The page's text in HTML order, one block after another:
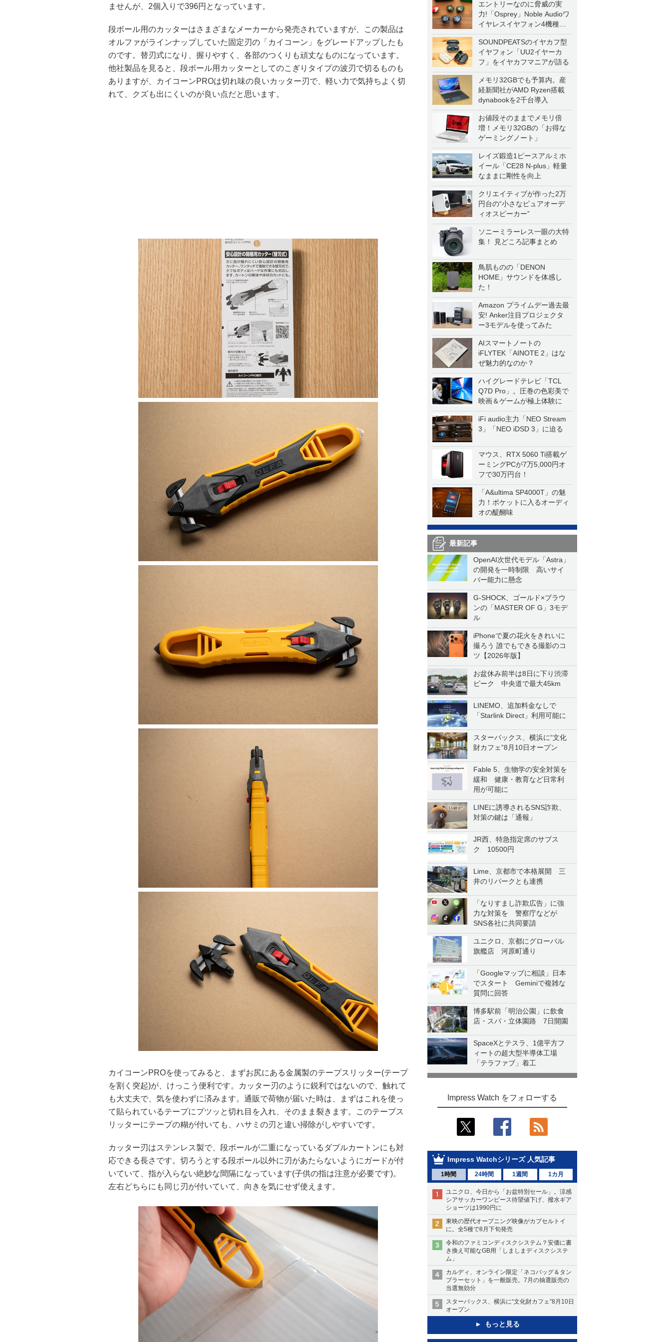
エントリーなのに脅威の実
力!「Osprey」Noble Audioワ
イヤレスイヤフォン4機種を
一気に聴く
SOUNDPEATSのイヤカフ型
イヤフォン「UU2イヤーカ
フ」をイヤカフマニアが語る
メモリ32GBでも予算内。産
経新聞社がAMD Ryzen搭載
dynabookを2千台導入
お値段そのままでメモリ倍
増！メモリ32GBの「お得な
ゲーミングノート」
レイズ鍛造1ピースアルミホ
イール「CE28 N-plus」軽量
なままに剛性を向上
クリエイティブが作った2万
円台の“小さなピュアオーデ
ィオスピーカー”
ソニーミラーレス一眼の大特
集！ 見どころ記事まとめ
鳥肌ものの「DENON
HOME」サウンドを体感し
た！
Amazon プライムデー過去最
安! Anker注目プロジェクタ
ー3モデルを使ってみた
AIスマートノートの
iFLYTEK「AINOTE 2」はな
ぜ魅力的なのか？
ハイグレードテレビ「TCL
Q7D Pro」。圧巻の色彩美で
映画＆ゲームが極上体験に
iFi audio主力「NEO Stream
3」「NEO iDSD 3」に迫る
マウス、RTX 5060 Ti搭載ゲ
ーミングPCが7万5,000円オ
フで30万円台！
「A&ultima SP4000T」の魅
力！ポケットに入るオーディ
オの醍醐味
最新記事
OpenAI次世代モデル「Astra」
の開発を一時制限 高いサイ
バー能力に懸念
G-SHOCK、ゴールド×ブラウ
ンの「MASTER OF G」3モデ
ル
iPhoneで夏の花火をきれいに
撮ろう 誰でもできる撮影のコ
ツ【2026年版】
お盆休み前半は8日に下り渋滞
ピーク 中央道で最大45km
LINEMO、追加料金なしで
「Starlink Direct」利用可能に
スターバックス、横浜に“文化
財カフェ”8月10日オープン
Fable 5、生物学の安全対策を
緩和 健康・教育など日常利
用が可能に
LINEに誘導されるSNS詐欺、
対策の鍵は「通報」
JR西、特急指定席のサブス
ク 10500円
Lime、京都市で本格展開 三
井のリパークとも連携
「なりすまし詐欺広告」に強
力な対策を 警察庁などが
SNS各社に共同要請
ユニクロ、京都にグローバル
旗艦店 河原町通り
「Googleマップに相談」日本
でスタート Geminiで複雑な
質問に回答
博多駅前「明治公園」に飲食
店・スパ・立体園路 7日開園
SpaceXとテスラ、1億平方フ
ィートの超大型半導体工場
「テラファブ」着工
Impress Watch をフォローする
Impress Watchシリーズ 人気記事
1時間 24時間 1週間 1カ月
ユニクロ、今日から「お盆特別セール」。涼感
シアサッカーワンピース待望値下げ、撥水ギア
ショーツは1990円に
東映の歴代オープニング映像がカプセルトイ
に。全5種で8月下旬発売
令和のファミコンディスクシステム？安価に書
き換え可能なGB用「しましまディスクシステ
ム」
カルディ、オンライン限定「ネコバッグ＆タン
ブラーセット」を一般販売。7月の抽選販売の
当選無効分
スターバックス、横浜に“文化財カフェ”8月10日
オープン
もっと見る
ませんが、2個入りで396円となっています。
段ボール用のカッターはさまざまなメーカーから発売されていますが、この製品は
オルファがラインナップしていた固定刃の「カイコーン」をグレードアップしたも
のです。替刃式になり、握りやすく、各部のつくりも頑丈なものになっています。
他社製品を見ると、段ボール用カッターとしてのこぎりタイプの波刃で切るものも
ありますが、カイコーンPROは切れ味の良いカッター刃で、軽い力で気持ちよく切
れて、クズも出にくいのが良い点だと思います。
カイコーンPROを使ってみると、まずお尻にある金属製のテープスリッター(テープ
を割く突起)が、けっこう便利です。カッター刃のように鋭利ではないので、触れて
も大丈夫で、気を使わずに済みます。通販で荷物が届いた時は、まずはこれを使っ
て貼られているテープにプツッと切れ目を入れ、そのまま裂きます。このテープス
リッターにテープの糊が付いても、ハサミの刃と違い掃除がしやすいです。
カッター刃はステンレス製で、段ボールが二重になっているダブルカートンにも対
応できる長さです。切ろうとする段ボール以外に刃があたらないようにガードが付
いていて、指が入らない絶妙な間隔になっています(子供の指は注意が必要です)。
左右どちらにも同じ刃が付いていて、向きを気にせず使えます。